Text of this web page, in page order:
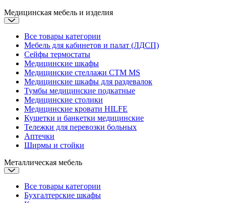
Медицинская мебель и изделия
Все товары категории
Мебель для кабинетов и палат (ЛДСП)
Сейфы термостаты
Медицинские шкафы
Медицинские стеллажи CTM MS
Медицинские шкафы для раздевалок
Тумбы медицинские подкатные
Медицинские столики
Медицинские кровати HILFE
Кушетки и банкетки медицинские
Тележки для перевозки больных
Аптечки
Ширмы и стойки
Металлическая мебель
Все товары категории
Бухгалтерские шкафы